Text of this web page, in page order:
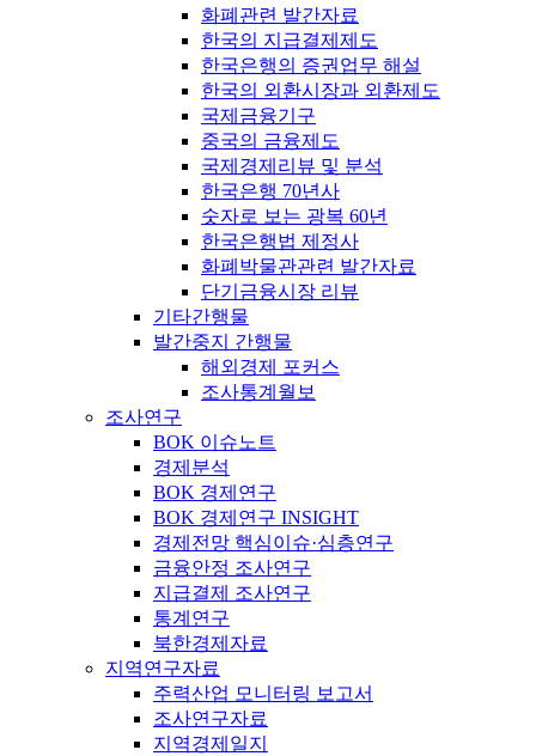
화폐관련 발간자료
한국의 지급결제제도
한국은행의 증권업무 해설
한국의 외환시장과 외환제도
국제금융기구
중국의 금융제도
국제경제리뷰 및 분석
한국은행 70년사
숫자로 보는 광복 60년
한국은행법 제정사
화폐박물관관련 발간자료
단기금융시장 리뷰
기타간행물
발간중지 간행물
해외경제 포커스
조사통계월보
조사연구
BOK 이슈노트
경제분석
BOK 경제연구
BOK 경제연구 INSIGHT
경제전망 핵심이슈·심층연구
금융안정 조사연구
지급결제 조사연구
통계연구
북한경제자료
지역연구자료
주력산업 모니터링 보고서
조사연구자료
지역경제일지